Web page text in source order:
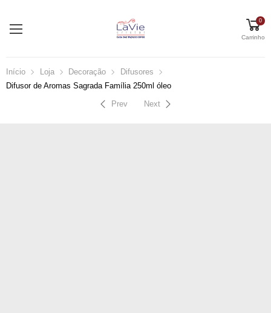
0
Carrinho
Início Loja Decoração
Difusores
Difusor de Aromas Sagrada Família 250ml óleo
Prev Next